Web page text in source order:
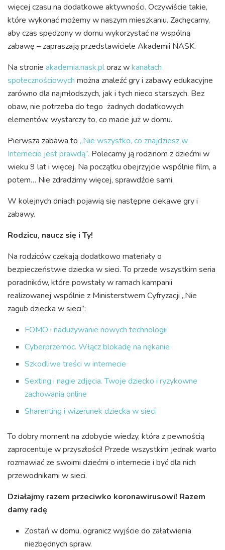
więcej czasu na dodatkowe aktywności. Oczywiście takie,
które wykonać możemy w naszym mieszkaniu. Zachęcamy,
aby czas spędzony w domu wykorzystać na wspólną
zabawę – zapraszają przedstawiciele Akademii NASK.
Na stronie akademia.nask.ploraz wkanałach
społecznościowych można znaleźć gry i zabawy edukacyjne
zarówno dla najmłodszych, jak i tych nieco starszych. Bez
obaw, nie potrzeba do tego żadnych dodatkowych
elementów, wystarczy to, co macie już w domu.
Pierwsza zabawa to „Nie wszystko, co znajdziesz w
Internecie jest prawdą”. Polecamy ją rodzinom z dziećmi w
wieku 9 lat i więcej. Na początku obejrzyjcie wspólnie film, a
potem… Nie zdradzimy więcej, sprawdźcie sami.
W kolejnych dniach pojawią się następne ciekawe gry i
zabawy.
Rodzicu, naucz się i Ty!
Na rodziców czekają dodatkowo materiały o
bezpieczeństwie dziecka w sieci. To przede wszystkim seria
poradników, które powstały w ramach kampanii
realizowanej wspólnie z Ministerstwem Cyfryzacji „Nie
zagub dziecka w sieci”:
FOMO i nadużywanie nowych technologii
Cyberprzemoc. Włącz blokadę na nękanie
Szkodliwe treści w internecie
Sexting i nagie zdjęcia. Twoje dziecko i ryzykowne
zachowania online
Sharenting i wizerunek dziecka w sieci
To dobry moment na zdobycie wiedzy, która z pewnością
zaprocentuje w przyszłości! Przede wszystkim jednak warto
rozmawiać ze swoimi dziećmi o internecie i być dla nich
przewodnikami w sieci.
Działajmy razem przeciwko koronawirusowi! Razem
damy radę
Zostań w domu, ogranicz wyjście do załatwienia
niezbędnych spraw.